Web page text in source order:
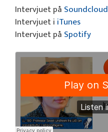
Intervjuet på Soundcloud
Intervjuet i iTunes
Intervjuet på Spotify